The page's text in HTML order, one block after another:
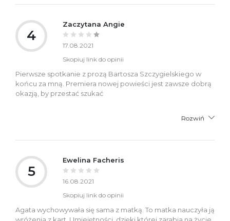
4
Zaczytana Angie
17.08.2021
Skopiuj link do opinii
Pierwsze spotkanie z prozą Bartosza Szczygielskiego w
końcu za mną. Premiera nowej powieści jest zawsze dobrą
okazją, by przestać szukać
Rozwiń
5
Ewelina Facheris
16.08.2021
Skopiuj link do opinii
Agata wychowywała się sama z matką. To matka nauczyła ją
wróżenia z kart. Umiejętności, dzięki której zarabia na życie.